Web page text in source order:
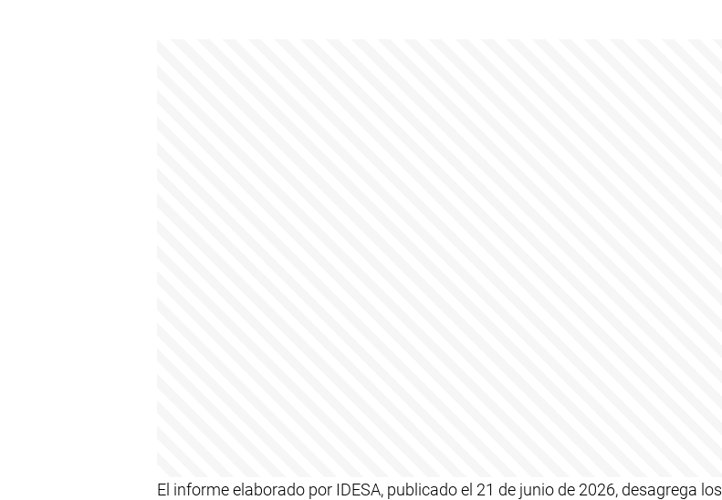
El informe elaborado por IDESA, publicado el 21 de junio de 2026, desagrega los